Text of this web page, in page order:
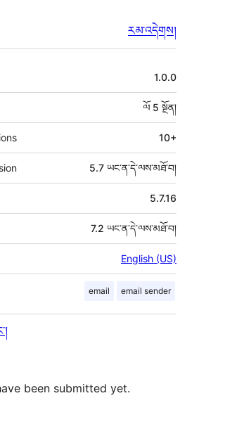
རམ་འདེགས།
1.0.0
ལོ 5 སྔོན།
10+
5.7 ཡང་ན་དེ་ལས་མཐོ་བ།
5.7.16
7.2 ཡང་ན་དེ་ལས་མཐོ་བ།
English (US)
email email sender
been submitted yet.